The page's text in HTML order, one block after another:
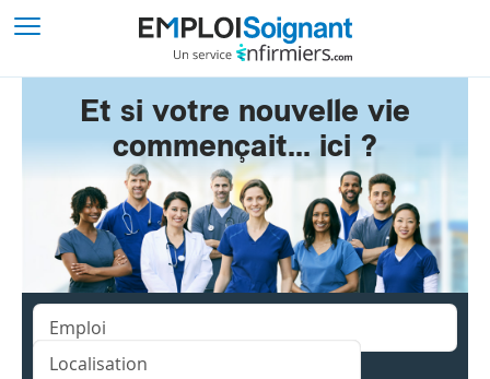
Et si votre nouvelle vie
commençait... ici ?